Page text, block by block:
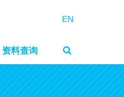
EN
资料查询